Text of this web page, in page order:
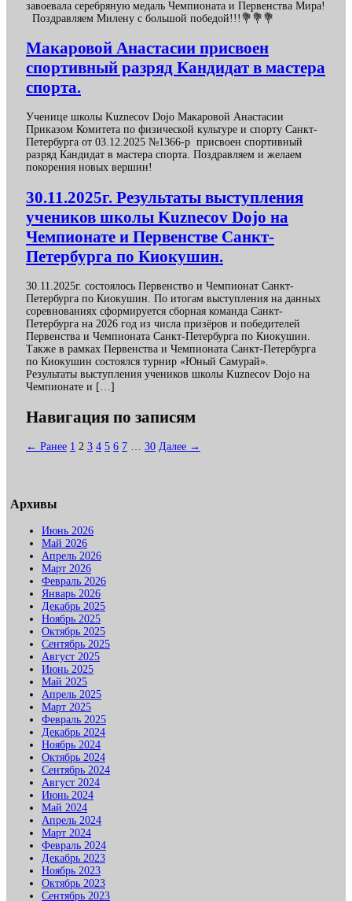
завоевала серебряную медаль Чемпионата и Первенства Мира!
Поздравляем Милену с большой победой!!!💐💐💐
Макаровой Анастасии присвоен
спортивный разряд Кандидат в мастера
спорта.
Ученице школы Kuznecov Dojo Макаровой Анастасии
Приказом Комитета по физической культуре и спорту Санкт-
Петербурга от 03.12.2025 №1366-р присвоен спортивный
разряд Кандидат в мастера спорта. Поздравляем и желаем
покорения новых вершин!
30.11.2025г. Результаты выступления
учеников школы Kuznecov Dojo на
Чемпионате и Первенстве Санкт-
Петербурга по Киокушин.
30.11.2025г. состоялось Первенство и Чемпионат Санкт-
Петербурга по Киокушин. По итогам выступления на данных
соревнованиях сформируется сборная команда Санкт-
Петербурга на 2026 год из числа призёров и победителей
Первенства и Чемпионата Санкт-Петербурга по Киокушин.
Также в рамках Первенства и Чемпионата Санкт-Петербурга
по Киокушин состоялся турнир «Юный Самурай».
Результаты выступления учеников школы Kuznecov Dojo на
Чемпионате и […]
Навигация по записям
← Ранее 1 2 3 4 5 6 7 … 30 Далее →
Архивы
Июнь 2026
Май 2026
Апрель 2026
Март 2026
Февраль 2026
Январь 2026
Декабрь 2025
Ноябрь 2025
Октябрь 2025
Сентябрь 2025
Август 2025
Июнь 2025
Май 2025
Апрель 2025
Март 2025
Февраль 2025
Декабрь 2024
Ноябрь 2024
Октябрь 2024
Сентябрь 2024
Август 2024
Июнь 2024
Май 2024
Апрель 2024
Март 2024
Февраль 2024
Декабрь 2023
Ноябрь 2023
Октябрь 2023
Сентябрь 2023